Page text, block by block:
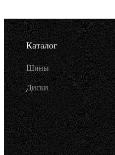
Каталог
Шины
Диски